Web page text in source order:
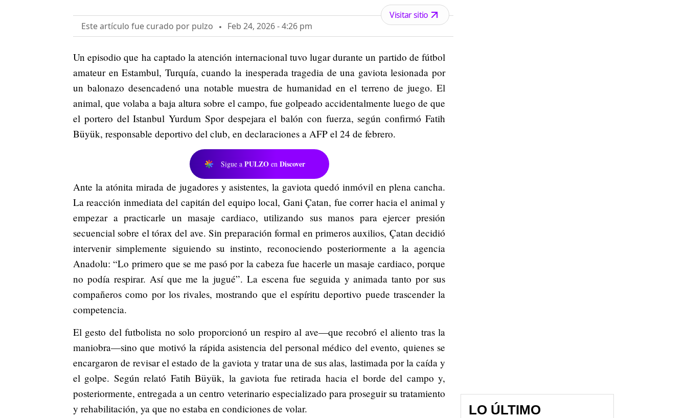
Este artículo fue curado por pulzo Feb 24, 2026 - 4:26 pm
Visitar sitio
Un episodio que ha captado la atención internacional tuvo lugar durante un partido de fútbol
amateur en Estambul, Turquía, cuando la inesperada tragedia de una gaviota lesionada por
un balonazo desencadenó una notable muestra de humanidad en el terreno de juego. El
animal, que volaba a baja altura sobre el campo, fue golpeado accidentalmente luego de que
el portero del Istanbul Yurdum Spor despejara el balón con fuerza, según confirmó Fatih
Büyük, responsable deportivo del club, en declaraciones a AFP el 24 de febrero.
Sigue a PULZO en Discover
Ante la atónita mirada de jugadores y asistentes, la gaviota quedó inmóvil en plena cancha.
La reacción inmediata del capitán del equipo local, Gani Çatan, fue correr hacia el animal y
empezar a practicarle un masaje cardiaco, utilizando sus manos para ejercer presión
secuencial sobre el tórax del ave. Sin preparación formal en primeros auxilios, Çatan decidió
intervenir simplemente siguiendo su instinto, reconociendo posteriormente a la agencia
Anadolu: “Lo primero que se me pasó por la cabeza fue hacerle un masaje cardiaco, porque
no podía respirar. Así que me la jugué”. La escena fue seguida y animada tanto por sus
compañeros como por los rivales, mostrando que el espíritu deportivo puede trascender la
competencia.
El gesto del futbolista no solo proporcionó un respiro al ave—que recobró el aliento tras la
maniobra—sino que motivó la rápida asistencia del personal médico del evento, quienes se
encargaron de revisar el estado de la gaviota y tratar una de sus alas, lastimada por la caída y
el golpe. Según relató Fatih Büyük, la gaviota fue retirada hacia el borde del campo y,
posteriormente, entregada a un centro veterinario especializado para proseguir su tratamiento
y rehabilitación, ya que no estaba en condiciones de volar.
LO ÚLTIMO